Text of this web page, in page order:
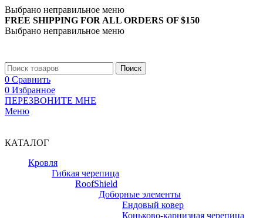
Выбрано неправильное меню
FREE SHIPPING FOR ALL ORDERS OF $150
Выбрано неправильное меню
Поиск
0 Сравнить
0 Избранное
ПЕРЕЗВОНИТЕ МНЕ
Меню
КАТАЛОГ
Кровля
Гибкая черепица
RoofShield
Доборные элементы
Ендовый ковер
Коньково-карнизная черепица